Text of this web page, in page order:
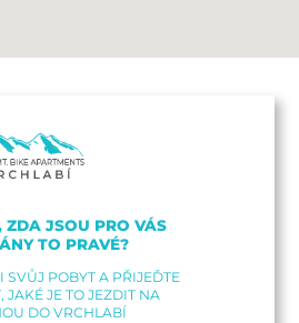
ZDA JSOU PRO VÁS
TO PRAVÉ?
SVŮJ POBYT A PŘIJEĎTE
JAKÉ JE TO JEZDIT NA
DO VRCHLABÍ